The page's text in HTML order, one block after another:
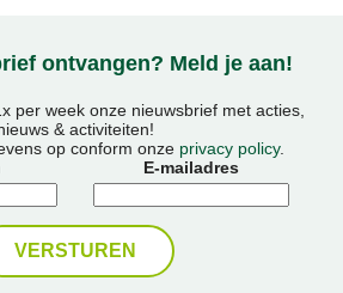
ontvangen? Meld je aan!
per week onze nieuwsbrief met acties,
& activiteiten!
op conform onze privacy policy.
E-mailadres